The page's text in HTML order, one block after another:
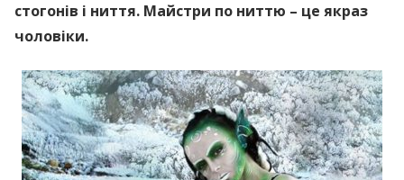
стогонів і ниття. Майстри по ниттю – це якраз
чоловіки.